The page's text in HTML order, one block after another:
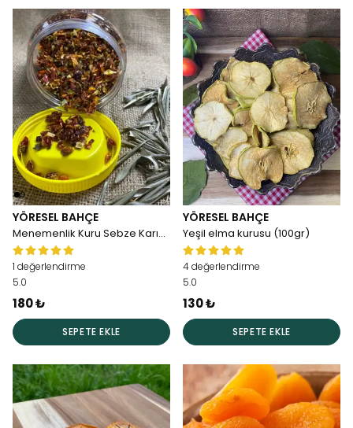
YÖRESEL BAHÇE
Menemenlik Kuru Sebze Karışımı 200gr
1 değerlendirme
5.0
180 ₺
SEPETE EKLE
YÖRESEL BAHÇE
Yeşil elma kurusu (100gr)
4 değerlendirme
5.0
130 ₺
SEPETE EKLE